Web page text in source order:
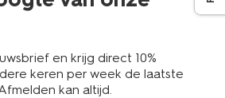
en krijg direct 10%
keren per week de laatste
kan altijd.